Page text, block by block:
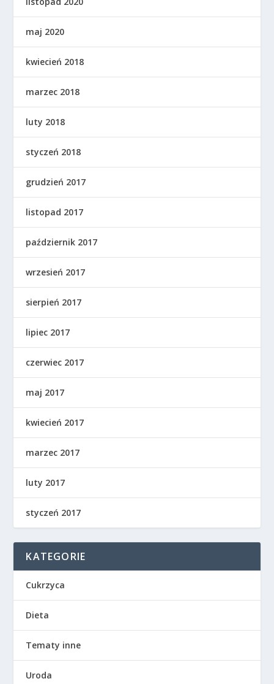
maj 2020
kwiecień 2018
marzec 2018
luty 2018
styczeń 2018
grudzień 2017
listopad 2017
październik 2017
wrzesień 2017
sierpień 2017
lipiec 2017
czerwiec 2017
maj 2017
kwiecień 2017
marzec 2017
luty 2017
styczeń 2017
KATEGORIE
Cukrzyca
Dieta
Tematy inne
Uroda